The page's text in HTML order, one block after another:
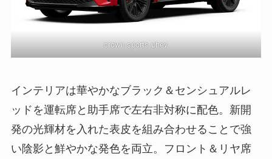
crown sports phev
インテリアは華やかなブラック＆センシュアルレ
ッドを運転席と助手席で左右非対称に配色。新開
発の光輝材を入れた表皮を組み合わせることで強
い陰影と鮮やかな発色を両立。フロント＆リヤ席